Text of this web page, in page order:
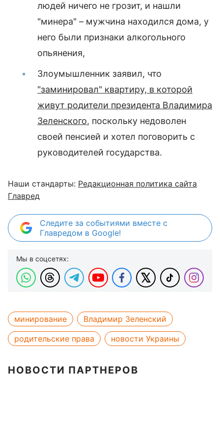
людей ничего не грозит, и нашли
"минера" – мужчина находился дома, у
него были признаки алкогольного
опьянения,
Злоумышленник заявил, что
"заминировал" квартиру, в которой
живут родители президента Владимира
Зеленского, поскольку недоволен
своей пенсией и хотел поговорить с
руководителей государства.
Наши стандарты: Редакционная политика сайта
Главред
Следите за событиями вместе с
Главредом в Google!
Мы в соцсетях:
минирование
Владимир Зеленский
родительские права
новости Украины
НОВОСТИ ПАРТНЕРОВ